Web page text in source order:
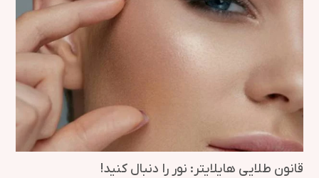
قانون طلایی هایلایتر: نور را دنبال کنید!